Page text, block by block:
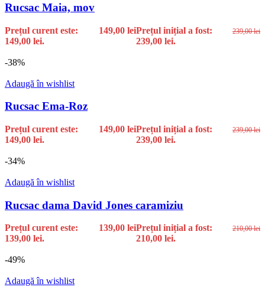
Rucsac Maia, mov
239,00lei
Prețul inițial a fost:
239,00 lei.
149,00 lei
Prețul curent este:
149,00 lei.
-38%
Adaugă în wishlist
Rucsac Ema-Roz
239,00lei
Prețul inițial a fost:
239,00 lei.
149,00 lei
Prețul curent este:
149,00 lei.
-34%
Adaugă în wishlist
Rucsac dama David Jones caramiziu
210,00lei
Prețul inițial a fost:
210,00 lei.
139,00 lei
Prețul curent este:
139,00 lei.
-49%
Adaugă în wishlist